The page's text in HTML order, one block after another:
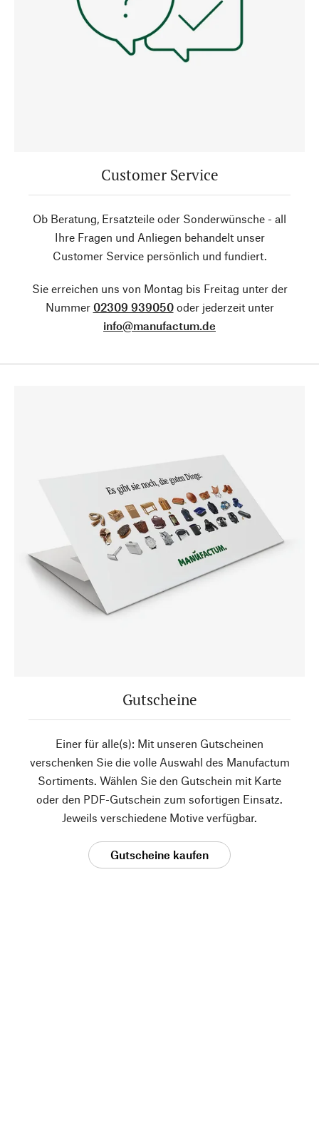
Customer Service
Ob Beratung, Ersatzteile oder Sonderwünsche - all
Ihre Fragen und Anliegen behandelt unser
Customer Service persönlich und fundiert.
Sie erreichen uns von Montag bis Freitag unter der
Nummer 02309 939050oder jederzeit unter
info@manufactum.de
Gutscheine
Einer für alle(s): Mit unseren Gutscheinen
verschenken Sie die volle Auswahl des Manufactum
Sortiments. Wählen Sie den Gutschein mit Karte
oder den PDF-Gutschein zum sofortigen Einsatz.
Jeweils verschiedene Motive verfügbar.
Gutscheine kaufen